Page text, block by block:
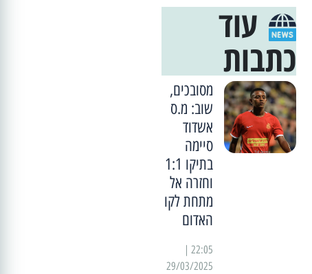
עוד
כתבות
מסובכים,
שוב: מ.ס
אשדוד
סיימה
בתיקו 1:1
וחזרה אל
מתחת לקו
האדום
29/03/2025